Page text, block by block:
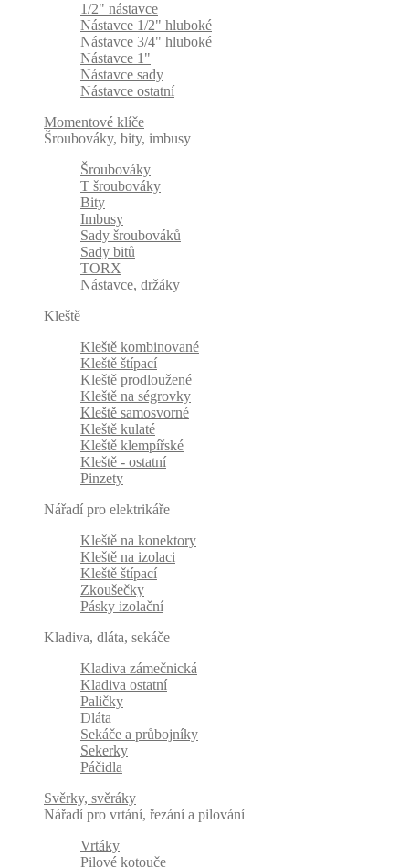
1/2" nástavce
Nástavce 1/2" hluboké
Nástavce 3/4" hluboké
Nástavce 1"
Nástavce sady
Nástavce ostatní
Momentové klíče
Šroubováky, bity, imbusy
Šroubováky
T šroubováky
Bity
Imbusy
Sady šroubováků
Sady bitů
TORX
Nástavce, držáky
Kleště
Kleště kombinované
Kleště štípací
Kleště prodloužené
Kleště na ségrovky
Kleště samosvorné
Kleště kulaté
Kleště klempířské
Kleště - ostatní
Pinzety
Nářadí pro elektrikáře
Kleště na konektory
Kleště na izolaci
Kleště štípací
Zkoušečky
Pásky izolační
Kladiva, dláta, sekáče
Kladiva zámečnická
Kladiva ostatní
Paličky
Dláta
Sekáče a průbojníky
Sekerky
Páčidla
Svěrky, svěráky
Nářadí pro vrtání, řezání a pilování
Vrtáky
Pilové kotouče